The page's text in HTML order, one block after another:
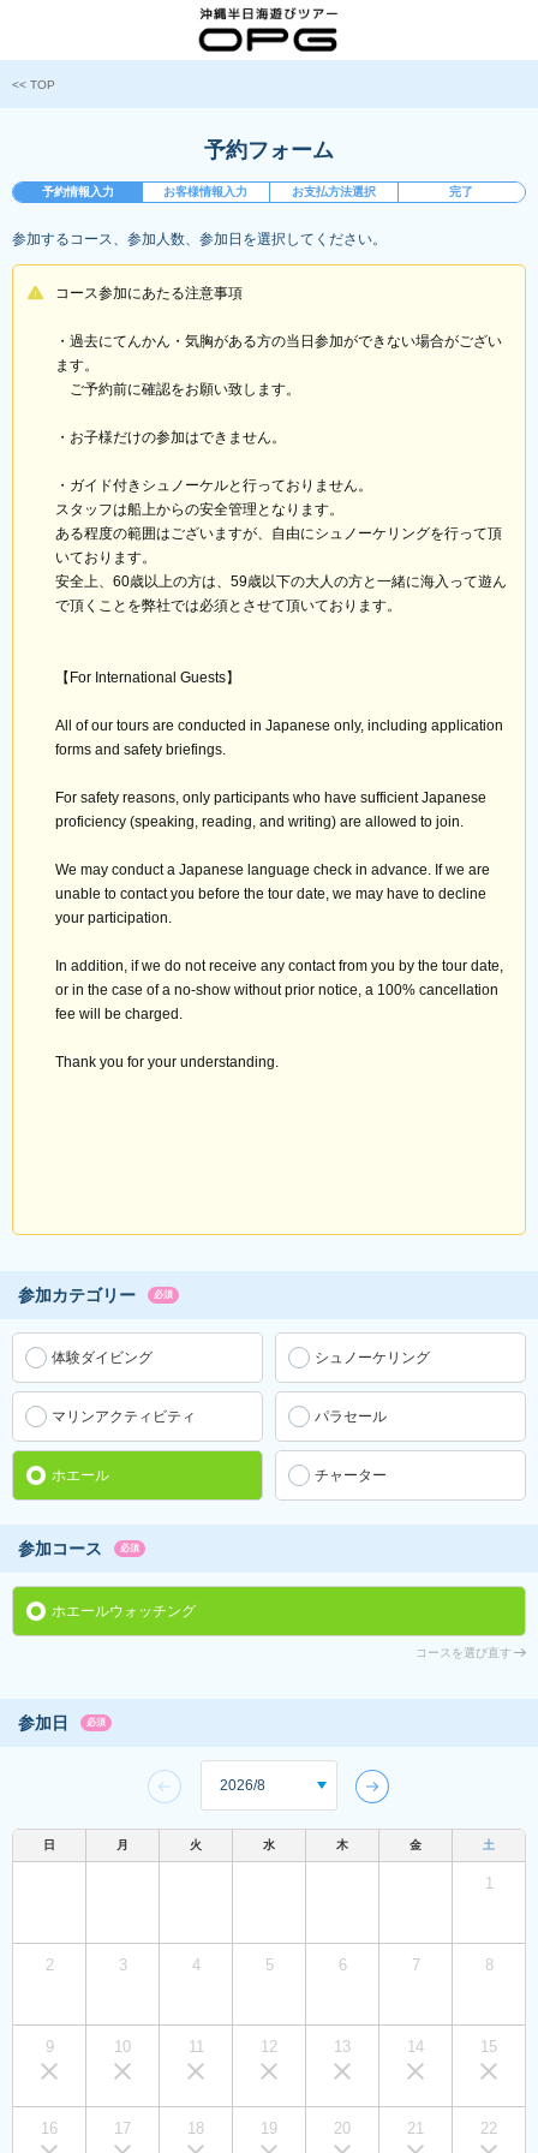
<< TOP
予約フォーム
予約情報入力 お客様情報入力 お支払方法選択 完了
参加するコース、参加人数、参加日を選択してください。
コース参加にあたる注意事項
・過去にてんかん・気胸がある方の当日参加ができない場合がござい
ます。
ご予約前に確認をお願い致します。
・お子様だけの参加はできません。
・ガイド付きシュノーケルと行っておりません。
スタッフは船上からの安全管理となります。
ある程度の範囲はございますが、自由にシュノーケリングを行って頂
いております。
安全上、60歳以上の方は、59歳以下の大人の方と一緒に海入って遊ん
で頂くことを弊社では必須とさせて頂いております。
【For International Guests】
All of our tours are conducted in Japanese only, including application
forms and safety briefings.
For safety reasons, only participants who have sufficient Japanese
proficiency (speaking, reading, and writing) are allowed to join.
We may conduct a Japanese language check in advance. If we are
unable to contact you before the tour date, we may have to decline
your participation.
In addition, if we do not receive any contact from you by the tour date,
or in the case of a no-show without prior notice, a 100% cancellation
fee will be charged.
Thank you for your understanding.
参加カテゴリー 必須
体験ダイビング シュノーケリング
マリンアクティビティ パラセール
ホエール チャーター
参加コース 必須
ホエールウォッチング
コースを選び直す
参加日 必須
日 月 火 水 木 金 土
1
2 3 4 5 6 7 8
9 10 11 12 13 14 15
16 17 18 19 20 21 22